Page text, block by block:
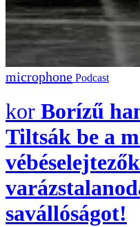
Podcast
Borízű
Tiltsák be a
savállóságot!